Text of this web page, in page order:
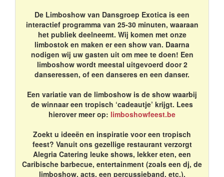
De Limboshow van Dansgroep Exotica is een
interactief programma van 25-30 minuten, waaraan
het publiek deelneemt. Wij komen met onze
limbostok en maken er een show van. Daarna
nodigen wij uw gasten uit om mee te doen! Een
limboshow wordt meestal uitgevoerd door 2
danseressen, of een danseres en een danser.
Een variatie van de limboshow is de show waarbij
de winnaar een tropisch ‘cadeautje’ krijgt. Lees
hierover meer op: limboshowfeest.be
Zoekt u ideeën en inspiratie voor een tropisch
feest? Vanuit ons gezellige restaurant verzorgt
Alegria Catering leuke shows, lekker eten, een
Caribische barbecue, entertainment (zoals een dj, de
limboshow, acts, een percussieband, etc.),